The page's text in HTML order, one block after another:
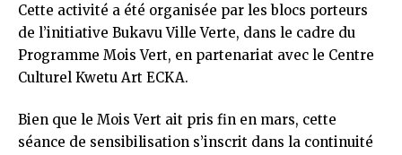
Cette activité a été organisée par les blocs porteurs
de l’initiative Bukavu Ville Verte, dans le cadre du
Programme Mois Vert, en partenariat avec le Centre
Culturel Kwetu Art ECKA.
Bien que le Mois Vert ait pris fin en mars, cette
séance de sensibilisation s’inscrit dans la continuité